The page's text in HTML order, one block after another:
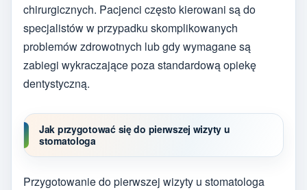
chirurgicznych. Pacjenci często kierowani są do
specjalistów w przypadku skomplikowanych
problemów zdrowotnych lub gdy wymagane są
zabiegi wykraczające poza standardową opiekę
dentystyczną.
Jak przygotować się do pierwszej wizyty u
stomatologa
Przygotowanie do pierwszej wizyty u stomatologa